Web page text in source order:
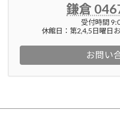
鎌倉
受付時間
休館日：第2,4,5日曜日
お問い